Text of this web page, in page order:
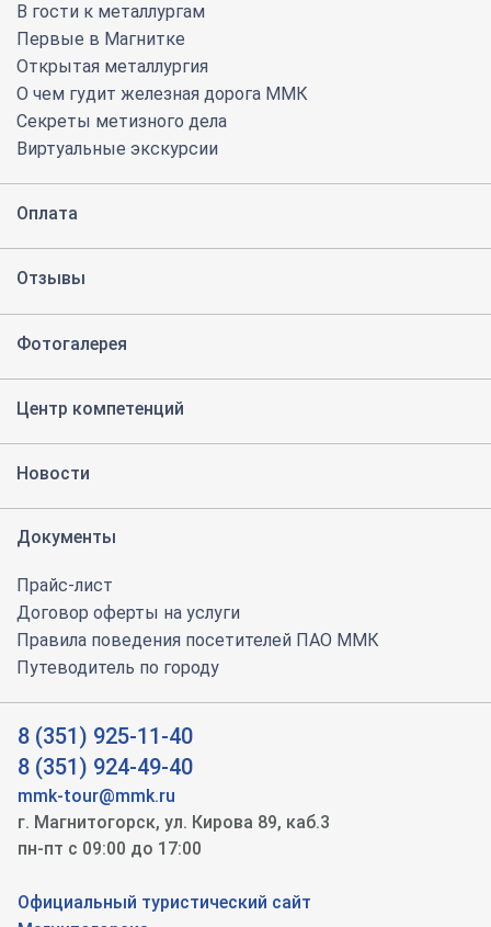
В гости к металлургам
Первые в Магнитке
Открытая металлургия
О чем гудит железная дорога ММК
Секреты метизного дела
Виртуальные экскурсии
Оплата
Отзывы
Фотогалерея
Центр компетенций
Новости
Документы
Прайс-лист
Договор оферты на услуги
Правила поведения посетителей ПАО ММК
Путеводитель по городу
8 (351) 925-11-40
8 (351) 924-49-40
mmk-tour@mmk.ru
г. Магнитогорск, ул. Кирова 89, каб.3
пн-пт с 09:00 до 17:00
Официальный туристический сайт
ЗАПИШИТЕСЬ НА ЭКСКУРСИЮ